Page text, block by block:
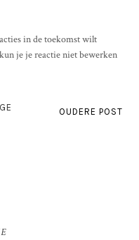
in de toekomst wilt
je je reactie niet bewerken
OUDERE POST